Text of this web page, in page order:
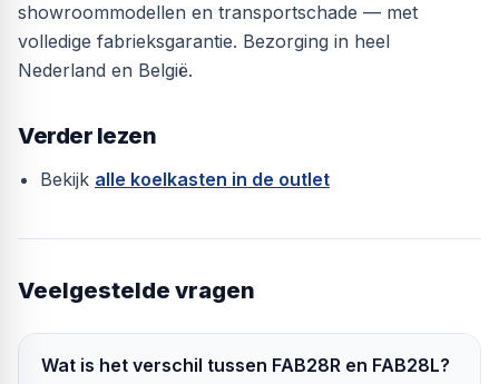
showroommodellen en transportschade — met
volledige fabrieksgarantie. Bezorging in heel
Nederland en België.
Verder lezen
Bekijk alle koelkasten in de outlet
Veelgestelde vragen
Wat is het verschil tussen FAB28R en FAB28L?